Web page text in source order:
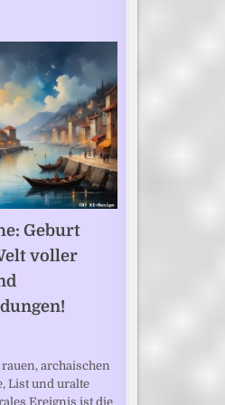
Geburt
voller
archaischen
List und uralte
Ereignis ist die